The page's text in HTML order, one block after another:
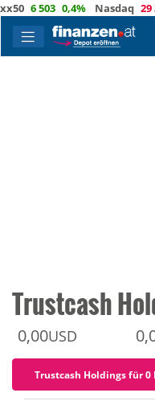
6 503 0,4% Nasdaq 29 365 -
Trustcash
0,00USD
Trustcash Holdings für 0